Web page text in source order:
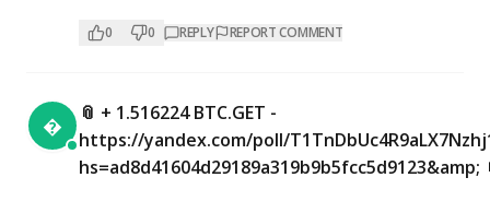
0 0 REPLY REPORT COMMENT

📎 + 1.516224 BTC.GET -
https://yandex.com/poll/
hs=ad8d41604d29189a319b9b5fcc5d9123&amp;